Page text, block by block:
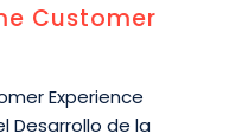
Customer
Experience
Desarrollo de la